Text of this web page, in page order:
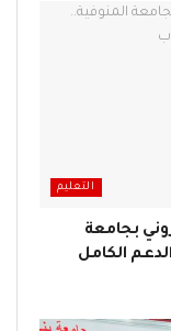
التعليم
بجامعة
الكامل